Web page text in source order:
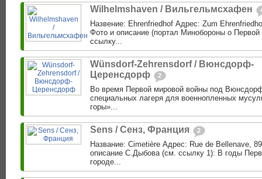
Wilhelmshaven / Вильгельмсхафен
Назвение: Ehrenfriedhof Адрес: Zum
Фото и описание (портал Минобороны о
ссылку...
Wünsdorf-Zehrensdorf / Вюнсдорф-
Церенсдорф
2
Во время Первой мировой войны под
специальных лагеря для военнопленных
горы»...
Sens / Сенз, Франция 2
Название: Cimetière Адрес: Rue de Bellenave,
описание С.Дыбова (см. ссылку 1): В годы
городе...